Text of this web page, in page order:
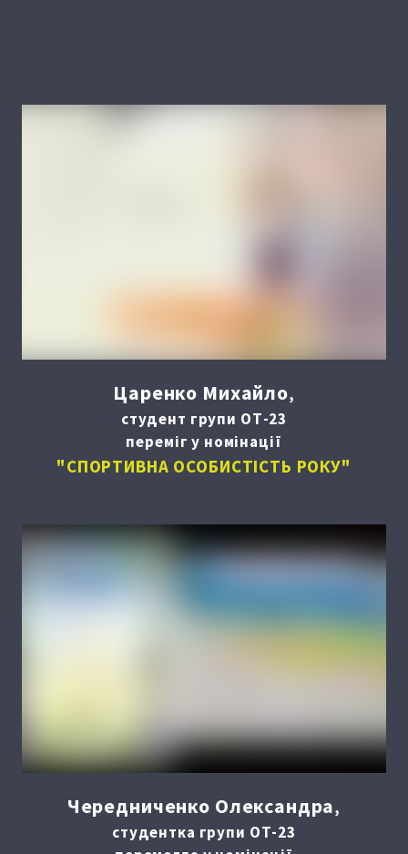
Царенко Михайло,
студент групи ОТ-23
переміг у номінації
"СПОРТИВНА ОСОБИСТІСТЬ РОКУ"
Чередниченко Олександра,
студентка групи ОТ-23